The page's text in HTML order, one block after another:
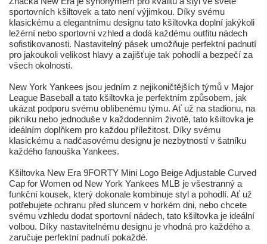
sportovních kšiltovek a tato není výjimkou. Díky svému
klasickému a elegantnímu designu tato kšiltovka doplní jakýkoli
ležérní nebo sportovní vzhled a dodá každému outfitu nádech
sofistikovanosti. Nastavitelný pásek umožňuje perfektní padnutí
pro jakoukoli velikost hlavy a zajišťuje tak pohodlí a bezpečí za
všech okolností.
New York Yankees jsou jedním z nejikoničtějších týmů v Major
League Baseball a tato kšiltovka je perfektním způsobem, jak
ukázat podporu svému oblíbenému týmu. Ať už na stadionu, na
pikniku nebo jednoduše v každodenním životě, tato kšiltovka je
ideálním doplňkem pro každou příležitost. Díky svému
klasickému a nadčasovému designu je nezbytností v šatníku
každého fanouška Yankees.
Kšiltovka New Era 9FORTY Mini Logo Beige Adjustable Curved
Cap for Women od New York Yankees MLB je všestranný a
funkční kousek, který dokonale kombinuje styl a pohodlí. Ať už
potřebujete ochranu před sluncem v horkém dni, nebo chcete
svému vzhledu dodat sportovní nádech, tato kšiltovka je ideální
volbou. Díky nastavitelnému designu je vhodná pro každého a
zaručuje perfektní padnutí pokaždé.